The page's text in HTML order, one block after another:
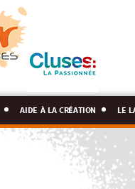
aide à la création le